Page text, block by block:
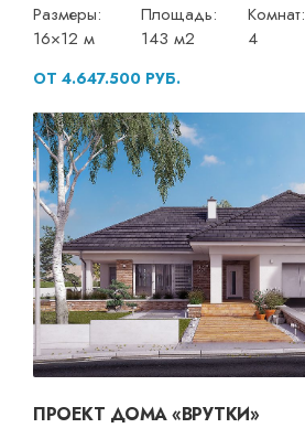
Размеры:
16×12 м
Площадь:
143 м2
Комнат:
4
ОТ 4.647.500 РУБ.
ПРОЕКТ ДОМА «ВРУТКИ»